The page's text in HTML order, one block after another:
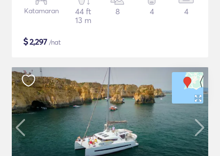
Katamaran
44 ft
13 m
8 4 4
$2,297 /nat